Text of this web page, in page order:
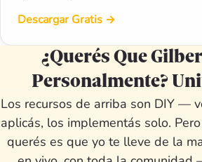
Descargar Gratis →
¿Querés Que
Personalmente?
Los recursos de arriba son DIY —
aplicás, los implementás solo.
querés es que yo te lleve de la